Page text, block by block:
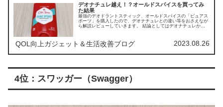
デオナチュレ越え！？オールドスパイスを買ってみ
た結果
最強のデオドラントスティック、オールドスパイスの「ピュアス
ポーツ」を購入したので、デオナチュレとの違い等をおさえなが
ら解説レビューしていきます。 結論としてはデオナチュレから
QOL向上ガジェット＆生活改善ブログ 2023.08.26
4位：スワッガー（Swagger）